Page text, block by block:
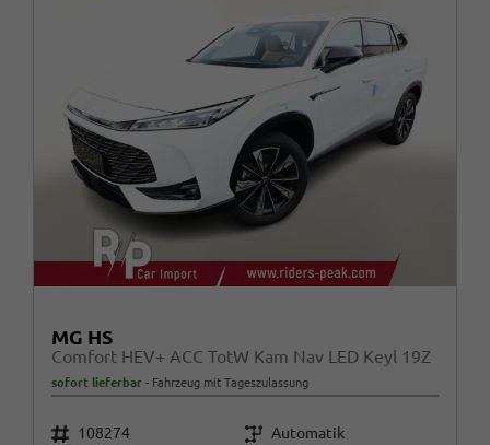
MG HS
Comfort HEV+ ACC TotW Kam Nav LED Keyl 19Z
sofort lieferbar Fahrzeug mit Tageszulassung
Fahrzeugnr. 108274 Getriebe Automatik